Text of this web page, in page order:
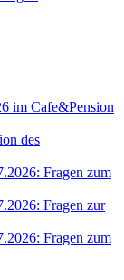
im Cafe&Pension
des
Fragen zum
Fragen zur
Fragen zum